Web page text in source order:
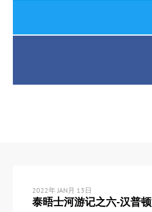
2022年 JAN月 13日
泰晤士河游记之六-汉普